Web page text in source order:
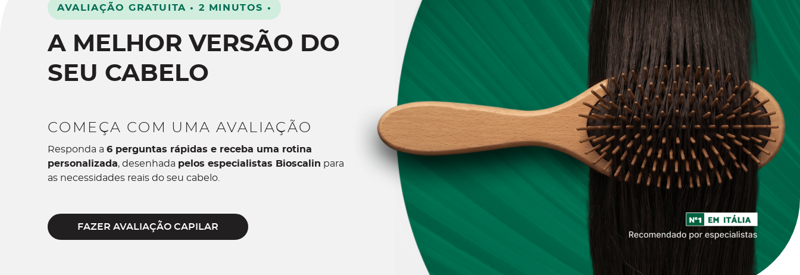
AVALIAÇÃO GRATUITA • 2 MINUTOS •
A MELHOR VERSÃO DO
SEU CABELO
COMEÇA COM UMA AVALIAÇÃO
Responda a 6 perguntas rápidas e receba uma rotina
personalizada, desenhada pelos especialistas Bioscalin para
as necessidades reais do seu cabelo.
FAZER AVALIAÇÃO CAPILAR